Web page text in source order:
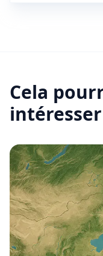
Cela
intéresser